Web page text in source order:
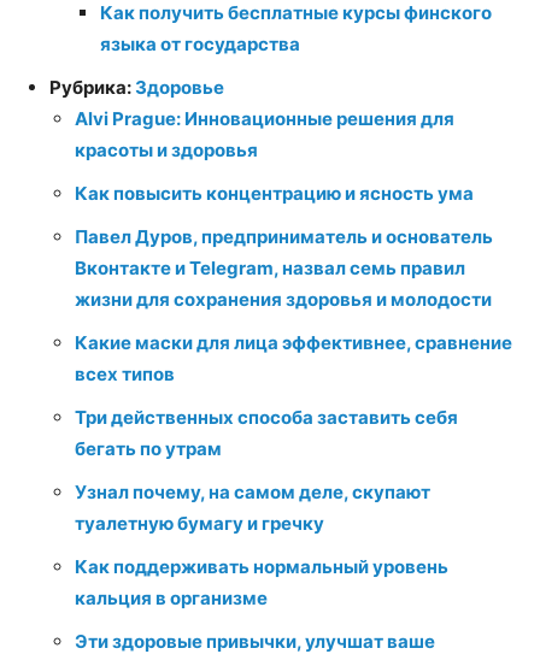
Как получить бесплатные курсы финского
языка от государства
Рубрика: Здоровье
Alvi Prague: Инновационные решения для
красоты и здоровья
Как повысить концентрацию и ясность ума
Павел Дуров, предприниматель и основатель
Вконтакте и Telegram, назвал семь правил
жизни для сохранения здоровья и молодости
Какие маски для лица эффективнее, сравнение
всех типов
Три действенных способа заставить себя
бегать по утрам
Узнал почему, на самом деле, скупают
туалетную бумагу и гречку
Как поддерживать нормальный уровень
кальция в организме
Эти здоровые привычки, улучшат ваше